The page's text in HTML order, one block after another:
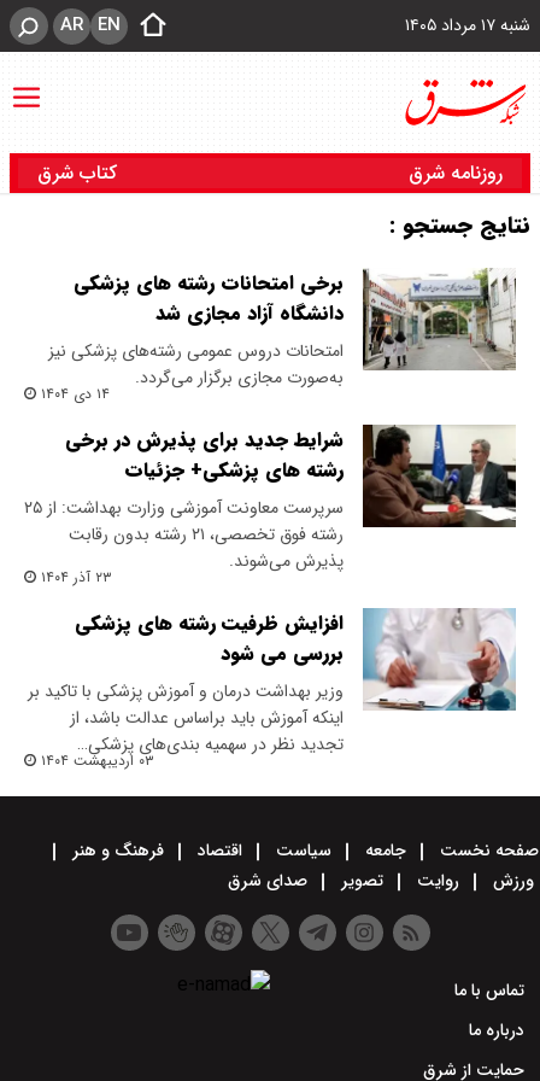
شنبه ۱۷ مرداد ۱۴۰۵ EN
AR
روزنامه شرق کتاب شرق
نتایج جستجو :
برخی امتحانات رشته های پزشکی
دانشگاه آزاد مجازی شد
امتحانات دروس عمومی رشته‌های پزشکی نیز
به‌صورت مجازی برگزار می‌گردد.
۱۴ دی ۱۴۰۴
شرایط جدید برای پذیرش در برخی
رشته های پزشکی+ جزئیات
سرپرست معاونت آموزشی وزارت بهداشت: از ۲۵
رشته فوق تخصصی، ۲۱ رشته بدون رقابت
پذیرش می‌شوند.
۲۳ آذر ۱۴۰۴
افزایش ظرفیت رشته های پزشکی
بررسی می شود
وزیر بهداشت درمان و آموزش پزشکی با تاکید بر
اینکه آموزش باید براساس عدالت باشد، از
تجدید نظر در سهمیه بندی‌های پزشکی…
۰۳ اردیبهشت ۱۴۰۴
صفحه نخست جامعه سیاست اقتصاد
فرهنگ و هنر
ورزش
روایت تصویر صدای شرق
تماس با ما
درباره ما
حمایت از شرق